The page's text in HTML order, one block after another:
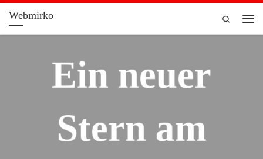
Zum Inhalt springen
Webmirko
Search
Ein neuer
Stern am